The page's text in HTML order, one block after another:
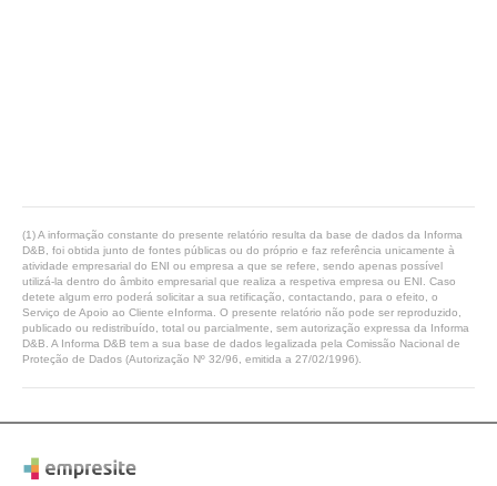
(1) A informação constante do presente relatório resulta da base de dados da Informa
D&B, foi obtida junto de fontes públicas ou do próprio e faz referência unicamente à
atividade empresarial do ENI ou empresa a que se refere, sendo apenas possível
utilizá-la dentro do âmbito empresarial que realiza a respetiva empresa ou ENI. Caso
detete algum erro poderá solicitar a sua retificação, contactando, para o efeito, o
Serviço de Apoio ao Cliente eInforma. O presente relatório não pode ser reproduzido,
publicado ou redistribuído, total ou parcialmente, sem autorização expressa da Informa
D&B. A Informa D&B tem a sua base de dados legalizada pela Comissão Nacional de
Proteção de Dados (Autorização Nº 32/96, emitida a 27/02/1996).